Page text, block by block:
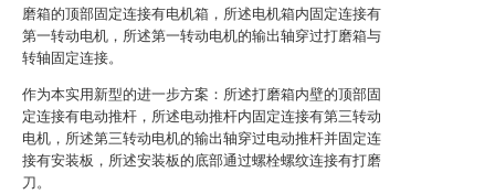
磨箱的顶部固定连接有电机箱，所述电机箱内固定连接有
第一转动电机，所述第一转动电机的输出轴穿过打磨箱与
转轴固定连接。
作为本实用新型的进一步方案：所述打磨箱内壁的顶部固
定连接有电动推杆，所述电动推杆内固定连接有第三转动
电机，所述第三转动电机的输出轴穿过电动推杆并固定连
接有安装板，所述安装板的底部通过螺栓螺纹连接有打磨
刀。